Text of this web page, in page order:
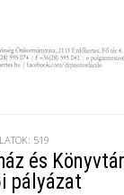
519
és Könyvtár
pályázat